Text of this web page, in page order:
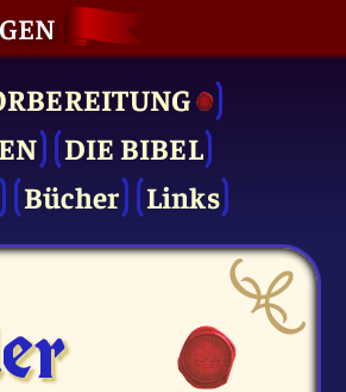
DIE BIBEL
Bücher Links